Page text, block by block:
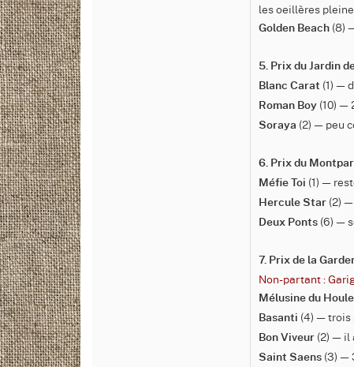
les oeillères
Golden Beach (8)
5. Prix du Jardin
Blanc Carat (1) —
Roman Boy (10) —
Soraya (2) — peu
6. Prix du
Méfie Toi (1) —
Hercule Star (2)
Deux Ponts (6) —
7. Prix de la
Non-partant :
Mélusine du
Basanti (4) — trois
Bon Viveur (2) — il
Saint Saens (3) —